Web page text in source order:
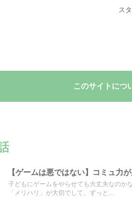
ス
このサイトにつ
【ゲームは悪ではない】コミュ力
子どもにゲームをやらせても大丈夫なのか
「メリハリ」が大切でして、ずっと...